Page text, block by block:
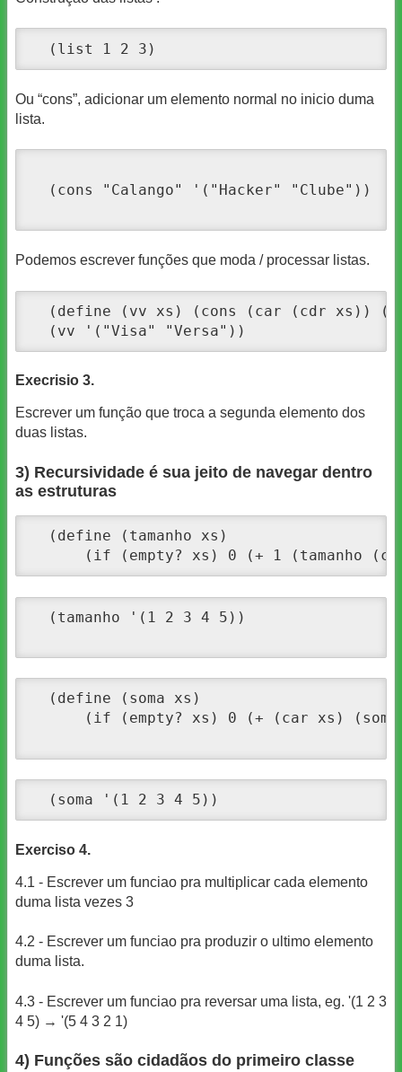
  (list 1 2 3)
Ou “cons”, adicionar um elemento normal no inicio duma
lista.
  (cons "Calango" '("Hacker" "Clube"))
Podemos escrever funções que moda / processar listas.
(define (vv xs) (cons (car (cdr xs))
  (vv '("Visa" "Versa"))
Execrisio 3.
Escrever um função que troca a segunda elemento dos
duas listas.
3) Recursividade é sua jeito de navegar dentro
as estruturas
  (define (tamanho xs)
(if (empty? xs) 0 (+ 1 (tamanho
  (tamanho '(1 2 3 4 5))
  (define (soma xs)
(if (empty? xs) 0 (+ (car xs)
  (soma '(1 2 3 4 5))
Exerciso 4.
4.1 - Escrever um funciao pra multiplicar cada elemento
duma lista vezes 3
4.2 - Escrever um funciao pra produzir o ultimo elemento
duma lista.
4.3 - Escrever um funciao pra reversar uma lista, eg. '(1 2 3
4 5) → '(5 4 3 2 1)
4) Funções são cidadãos do primeiro classe